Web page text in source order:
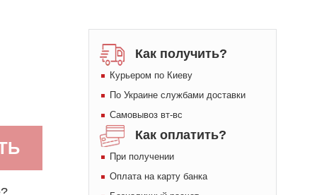
Как получить?
Курьером по Киеву
По Украине службами доставки
Самовывоз вт-вс
Как оплатить?
При получении
Оплата на карту банка